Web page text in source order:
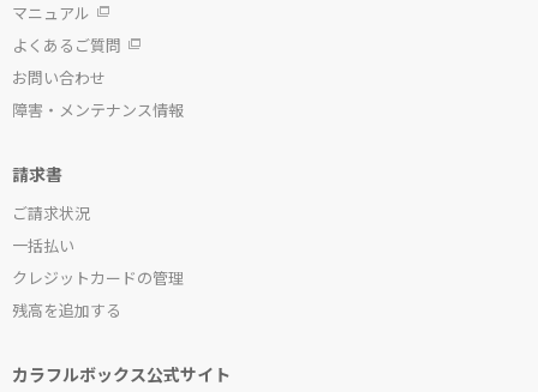
マニュアル
よくあるご質問
お問い合わせ
障害・メンテナンス情報
請求書
ご請求状況
一括払い
クレジットカードの管理
残高を追加する
カラフルボックス公式サイト